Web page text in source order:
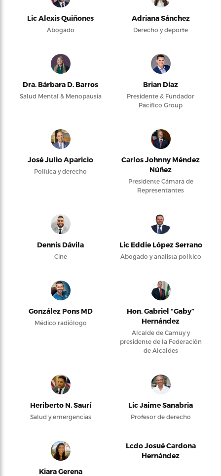
Lic Alexis Quiñones
Abogado
Adriana Sánchez
Derecho y deporte
Dra. Bárbara D. Barros
Salud Mental & Menopausia
Brian Díaz
Presidente & Fundador
Pacifico Group
José Julio Aparicio
Política y derecho
Carlos Johnny Méndez
Núñez
Presidente Cámara de
Representantes
Dennis Dávila
Cine
Lic Eddie López Serrano
Abogado y analista político
González Pons MD
Médico radiólogo
Hon. Gabriel “Gaby”
Hernández
Alcalde de Camuy y
presidente de la Federación
de Alcaldes
Heriberto N. Saurí
Salud y emergencias
Lic Jaime Sanabria
Profesor de derecho
Kiara Gerena
Lcdo Josué Cardona
Hernández